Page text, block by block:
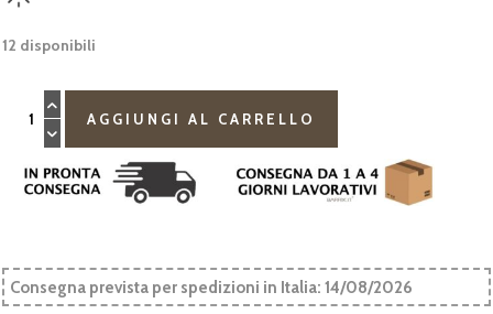
12 disponibili
Cretosa
Falanghina
Borgo
quantità
AGGIUNGI AL CARRELLO
Consegna prevista per spedizioni in Italia: 14/08/2026